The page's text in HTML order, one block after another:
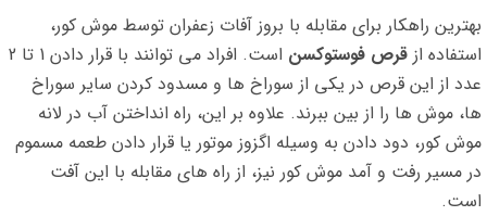
بهترین راهکار برای مقابله با بروز آفات زعفران توسط موش کور،
استفاده از قرص فوستوکسن
است. افراد می توانند با قرار دادن 1 تا 2
عدد از این قرص در یکی از سوراخ ها و مسدود کردن سایر سوراخ
ها، موش ها را از بین ببرند. علاوه بر این، راه انداختن آب در لانه
موش کور، دود دادن به وسیله اگزوز موتور یا قرار دادن طعمه مسموم
در مسیر رفت و آمد موش کور نیز، از راه های مقابله با این آفت
است.